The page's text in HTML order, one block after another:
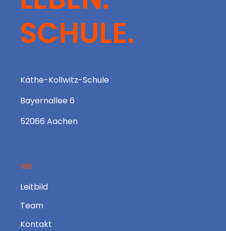
Käthe-Kollwitz-Schule
Bayernallee 6
52066 Aachen
Wir
Leitbild
Team
Kontakt